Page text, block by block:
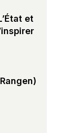
et